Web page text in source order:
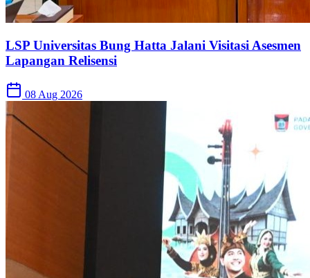
LSP Universitas Bung Hatta Jalani Visitasi Asesmen
Lapangan Relisensi
08 Aug 2026